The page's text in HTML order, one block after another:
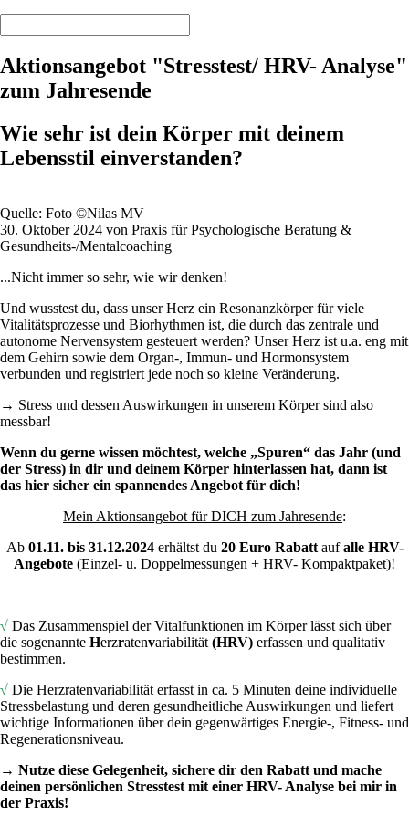
Aktionsangebot "Stresstest/ HRV- Analyse"
zum Jahresende
Wie sehr ist dein Körper mit deinem
Lebensstil einverstanden?
Quelle: Foto ©Nilas MV
30. Oktober 2024 von Praxis für Psychologische Beratung &
Gesundheits-/Mentalcoaching
...Nicht immer so sehr, wie wir denken!
Und wusstest du, dass unser Herz ein Resonanzkörper für viele
Vitalitätsprozesse und Biorhythmen ist, die durch das zentrale und
autonome Nervensystem gesteuert werden? Unser Herz ist u.a. eng mit
dem Gehirn sowie dem Organ-, Immun- und Hormonsystem
verbunden und registriert jede noch so kleine Veränderung.
→ Stress und dessen Auswirkungen in unserem Körper sind also
messbar!
Wenn du gerne wissen möchtest, welche „Spuren“ das Jahr (und
der Stress) in dir und deinem Körper hinterlassen hat, dann ist
das hier sicher ein spannendes Angebot für dich!
Mein Aktionsangebot für DICH zum Jahresende:
Ab01.11. bis 31.12.2024 erhältst du 20 Euro Rabatt aufalle HRV-
Angebote (Einzel- u. Doppelmessungen + HRV- Kompaktpaket)!
√ Das Zusammenspiel der Vitalfunktionen im Körper lässt sich über
die sogenannte Herzratenvariabilität (HRV) erfassen und qualitativ
bestimmen.
√ Die Herzratenvariabilität erfasst in ca. 5 Minuten deine individuelle
Stressbelastung und deren gesundheitliche Auswirkungen und liefert
wichtige Informationen über dein gegenwärtiges Energie-, Fitness- und
Regenerationsniveau.
→ Nutze diese Gelegenheit, sichere dir den Rabatt und mache
deinen persönlichen Stresstest mit einer HRV- Analyse bei mir in
der Praxis!